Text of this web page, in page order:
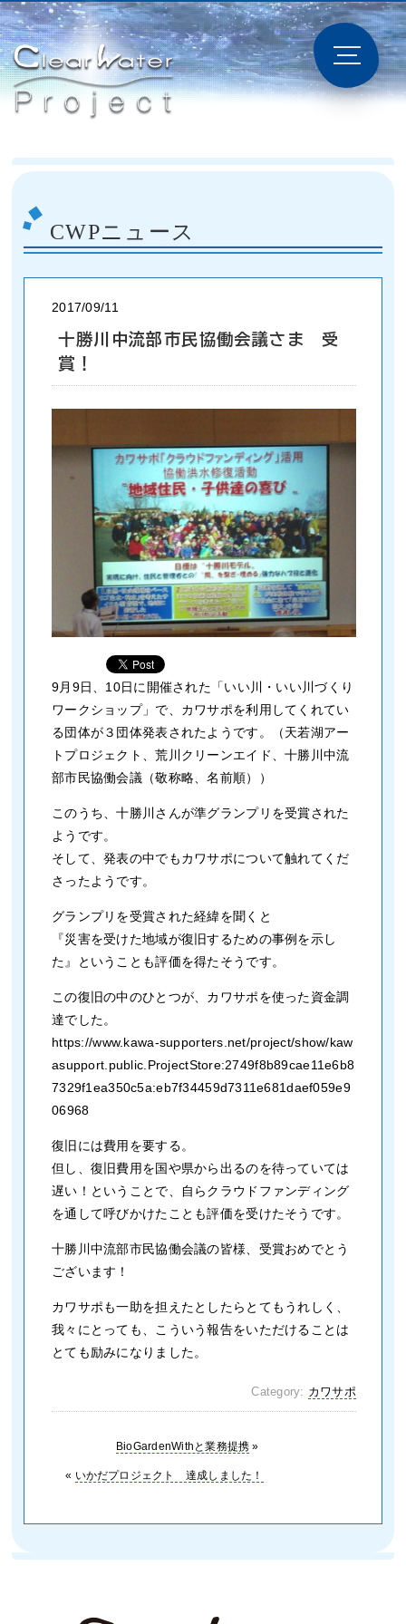
CWPニュース
2017/09/11
十勝川中流部市民協働会議さま 受
賞！
9月9日、10日に開催された「いい川・いい川づくり
ワークショップ」で、カワサポを利用してくれてい
る団体が３団体発表されたようです。（天若湖アー
トプロジェクト、荒川クリーンエイド、十勝川中流
部市民協働会議（敬称略、名前順））
このうち、十勝川さんが準グランプリを受賞された
ようです。
そして、発表の中でもカワサポについて触れてくだ
さったようです。
グランプリを受賞された経緯を聞くと
『災害を受けた地域が復旧するための事例を示し
た』ということも評価を得たそうです。
この復旧の中のひとつが、カワサポを使った資金調
達でした。
https://www.kawa-supporters.net/project/show/kaw
asupport.public.ProjectStore:2749f8b89cae11e6b8
7329f1ea350c5a:eb7f34459d7311e681daef059e9
06968
復旧には費用を要する。
但し、復旧費用を国や県から出るのを待っていては
遅い！ということで、自らクラウドファンディング
を通して呼びかけたことも評価を受けたそうです。
十勝川中流部市民協働会議の皆様、受賞おめでとう
ございます！
カワサポも一助を担えたとしたらとてもうれしく、
我々にとっても、こういう報告をいただけることは
とても励みになりました。
Category: カワサポ
BioGardenWithと業務提携 »
« いかだプロジェクト 達成しました！